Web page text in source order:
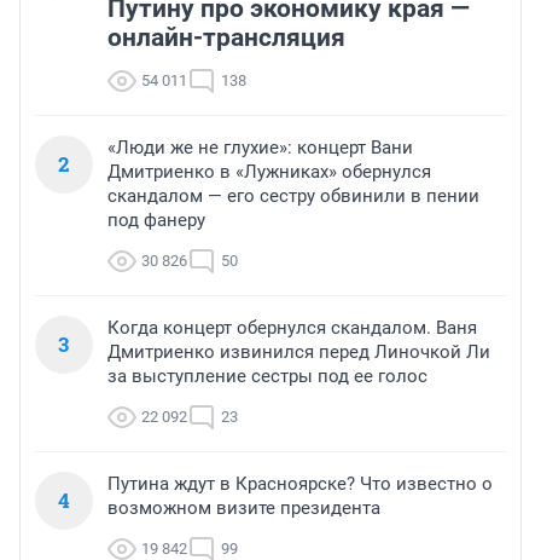
Путину про экономику края —
онлайн-трансляция
54 011 138
2
«Люди же не глухие»: концерт Вани
Дмитриенко в «Лужниках» обернулся
скандалом — его сестру обвинили в пении
под фанеру
30 826 50
3
Когда концерт обернулся скандалом. Ваня
Дмитриенко извинился перед Линочкой Ли
за выступление сестры под ее голос
22 092 23
4
Путина ждут в Красноярске? Что известно о
возможном визите президента
19 842 99